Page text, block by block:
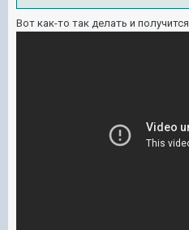
Вот как-то так делать и получится